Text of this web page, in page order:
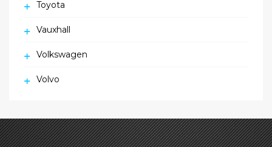
Toyota
Vauxhall
Volkswagen
Volvo